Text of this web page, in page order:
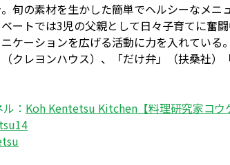
旬の素材を生かした簡単でヘルシーなメニ
ートでは3児の父親として日々子育てに奮
ケーションを広げる活動に力を入れている
クレヨンハウス）、「だけ弁」（扶桑社）
： Koh Kentetsu Kitchen【料理研究家コウ